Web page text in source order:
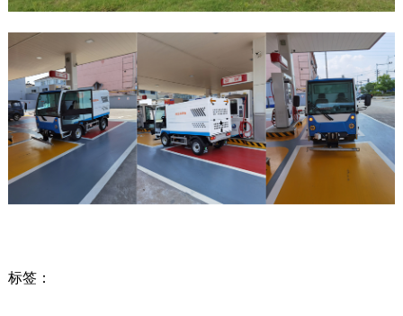
标签：